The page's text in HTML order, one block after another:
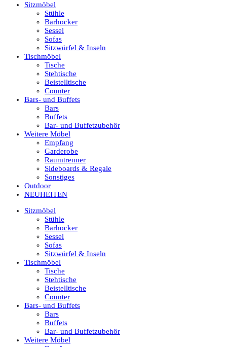
Sitzmöbel
Stühle
Barhocker
Sessel
Sofas
Sitzwürfel & Inseln
Tischmöbel
Tische
Stehtische
Beistelltische
Counter
Bars- und Buffets
Bars
Buffets
Bar- und Buffetzubehör
Weitere Möbel
Empfang
Garderobe
Raumtrenner
Sideboards & Regale
Sonstiges
Outdoor
NEUHEITEN
Sitzmöbel
Stühle
Barhocker
Sessel
Sofas
Sitzwürfel & Inseln
Tischmöbel
Tische
Stehtische
Beistelltische
Counter
Bars- und Buffets
Bars
Buffets
Bar- und Buffetzubehör
Weitere Möbel